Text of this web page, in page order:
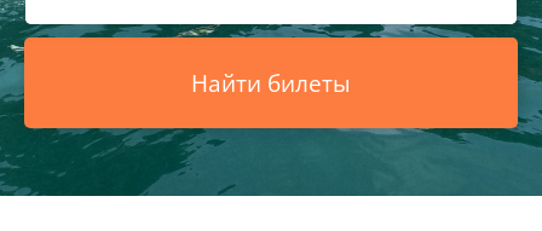
Найти билеты